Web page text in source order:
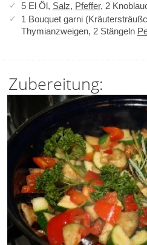
5 El Öl, Salz, Pfeffer, 2
1 Bouquet garni
Thymianzweigen, 2 Stängeln
Zubereitung: